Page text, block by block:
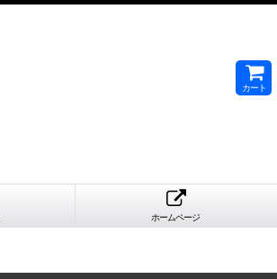
カート
ホームページ